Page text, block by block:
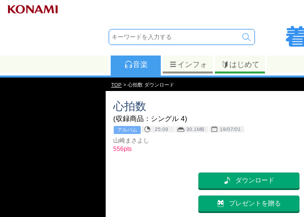
音楽 インフォ はじめて
TOP > 心拍数 ダウンロード
心拍数
(収録商品：シングル 4)
アルバム 25:09 30.1MB 19/07/01
山崎まさよし
556pts
ダウンロード
プレゼントを贈る